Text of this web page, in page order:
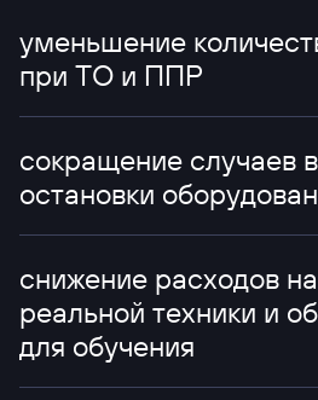
уменьшение
при ТО и ППР
сокращение случаев
остановки
снижение расходов
реальной техники и
для обучения